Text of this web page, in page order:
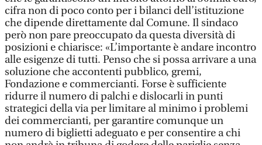
cifra non di poco conto per i bilanci dell’istituzione
che dipende direttamente dal Comune. Il sindaco
però non pare preoccupato da questa diversità di
posizioni e chiarisce: «L’importante è andare incontro
alle esigenze di tutti. Penso che si possa arrivare a una
soluzione che accontenti pubblico, gremi,
Fondazione e commercianti. Forse è sufficiente
ridurre il numero di palchi e dislocarli in punti
strategici della via per limitare al minimo i problemi
dei commercianti, per garantire comunque un
numero di biglietti adeguato e per consentire a chi